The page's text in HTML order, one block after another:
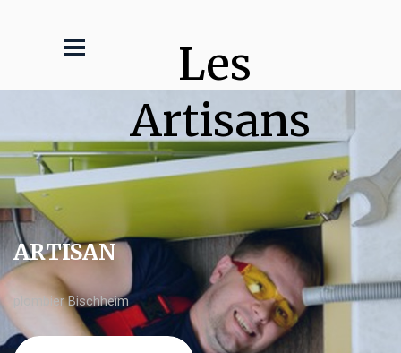
Les
Artisans
ARTISAN
plombier Bischheim